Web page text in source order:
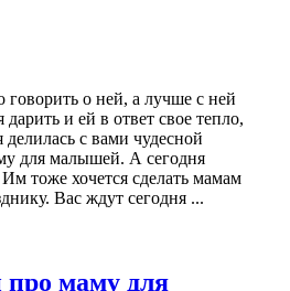
говорить о ней, а лучше с ней
и ей в ответ свое тепло,
с вами чудесной
для малышей. А сегодня
тоже хочется сделать мамам
Вас ждут сегодня ...
маму для